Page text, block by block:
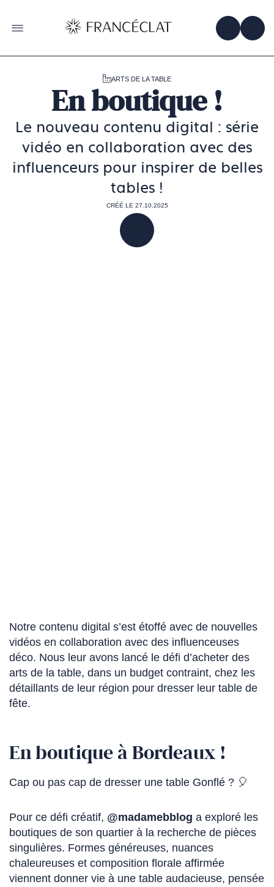
la
page
de
OBTENIR
ARTS DE LA TABLE
En boutique !
Le nouveau contenu digital : série
vidéo en collaboration avec des
influenceurs pour inspirer de belles
tables !
CRÉÉ LE 27.10.2025
PARTAGER
Notre contenu digital s’est étoffé avec de nouvelles
vidéos en collaboration avec des influenceuses
déco. Nous leur avons lancé le défi d’acheter des
arts de la table, dans un budget contraint, chez les
détaillants de leur région pour dresser leur table de
fête.
En boutique à Bordeaux !
Cap ou pas cap de dresser une table Gonflé ? 🎈
Pour ce défi créatif, @madamebblog (Ce
lien
s'ouvre
dans
un
a exploré les
boutiques de son quartier à la recherche de pièces
singulières. Formes généreuses, nuances
chaleureuses et composition florale affirmée
viennent donner vie à une table audacieuse, pensée